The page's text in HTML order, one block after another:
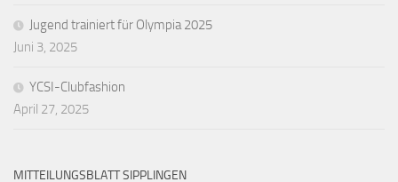
Jugend trainiert für Olympia 2025
Juni 3, 2025
YCSI-Clubfashion
April 27, 2025
MITTEILUNGSBLATT SIPPLINGEN